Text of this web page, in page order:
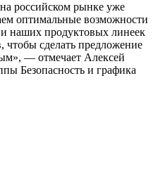
российском рынке уже
оптимальные возможности
наших продуктовых линеек
чтобы сделать предложение
— отмечает Алексей
Безопасность и графика